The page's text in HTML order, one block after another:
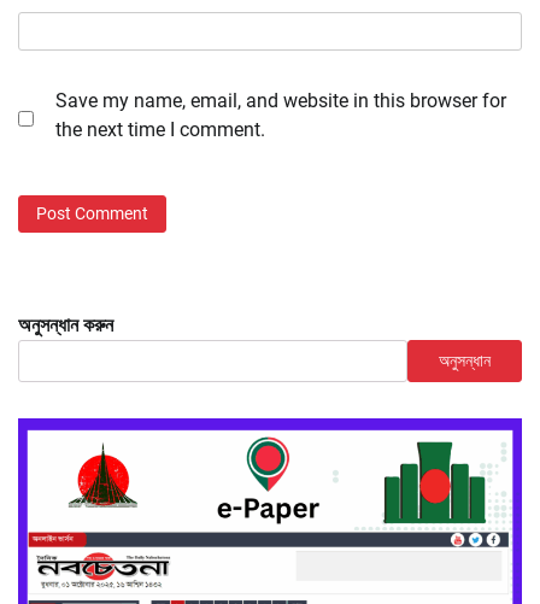
Save my name, email, and website in this browser for
the next time I comment.
অনুসন্ধান করুন
অনুসন্ধান